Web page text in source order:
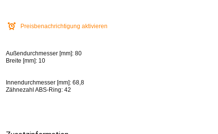
Preisbenachrichtigung aktivieren
Außendurchmesser [mm]: 80
Breite [mm]: 10
Innendurchmesser [mm]: 68,8
Zähnezahl ABS-Ring: 42